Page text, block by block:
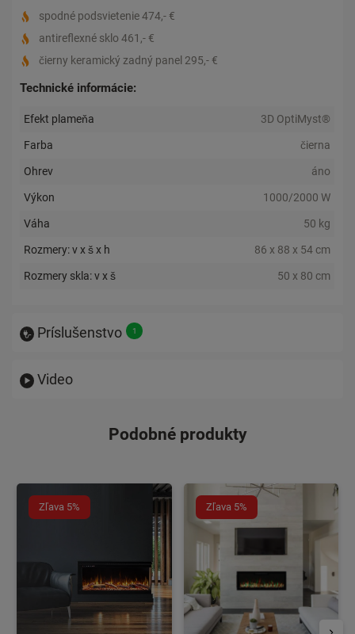
spodné podsvietenie 474,- €
antireflexné sklo 461,- €
čierny keramický zadný panel 295,- €
Technické informácie:
Efekt plameňa 3D OptiMyst®
Farba čierna
Ohrev áno
Výkon 1000/2000 W
Váha 50 kg
Rozmery: v x š x h 86 x 88 x 54 cm
Rozmery skla: v x š 50 x 80 cm
Príslušenstvo
Video
Podobné produkty
Zľava 5% Zľava 5%